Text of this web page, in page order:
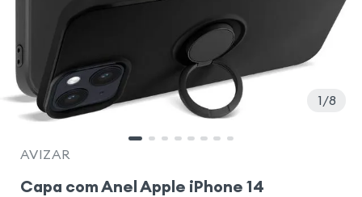
1 8
AVIZAR
Capa com Anel Apple iPhone 14